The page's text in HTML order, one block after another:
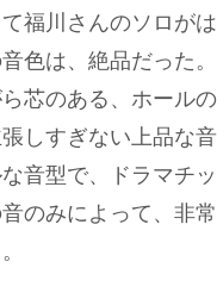
福川さんのソロがは
色は、絶品だった。
芯のある、ホール
しすぎない上品な音
音型で、ドラマチ
のみによって、非